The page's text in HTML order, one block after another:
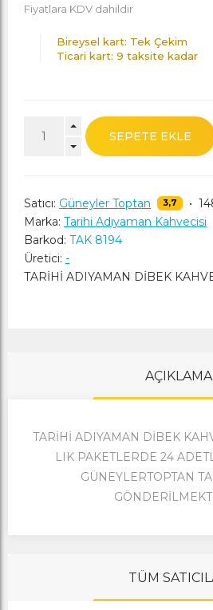
Fiyatlara KDV dahildir
Bireysel kart: Tek Çekim
Ticari kart: 9 taksite kadar
SEPETE EKLE
Satıcı: Güneyler Toptan 3,7 •
Marka: Tarihi Adıyaman Kahvecisi
Barkod: TAK 8194
Üretici: -
TARİHİ ADIYAMAN DİBEK
AÇIKLAMA
TARİHİ ADIYAMAN DİBEK
LIK PAKETLERDE 24
GÜNEYLERTOPTAN
TÜM